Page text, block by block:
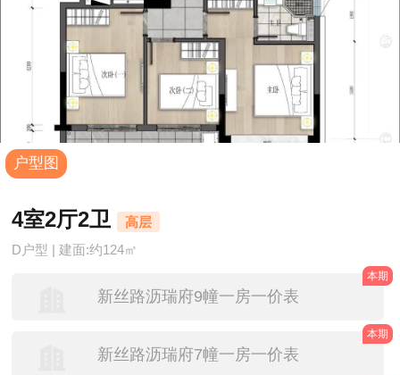
户型图
4室2厅2卫 高层
D户型 | 建面:约124㎡
新丝路沥瑞府9幢一房一价表
本期
新丝路沥瑞府7幢一房一价表
本期